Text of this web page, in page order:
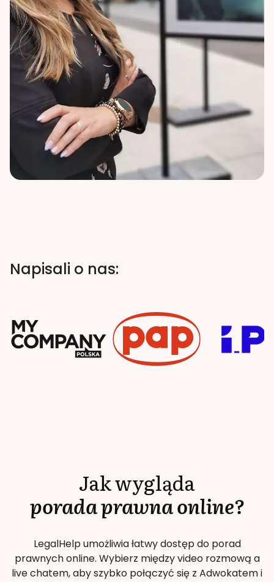
Napisali o nas:
Jak wygląda
porada prawna online?
LegalHelp umożliwia łatwy dostęp do porad
prawnych online. Wybierz między video rozmową a
live chatem, aby szybko połączyć się z Adwokatem i